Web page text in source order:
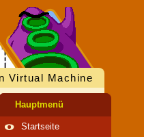
Virtual Machine
Hauptmenü
Startseite